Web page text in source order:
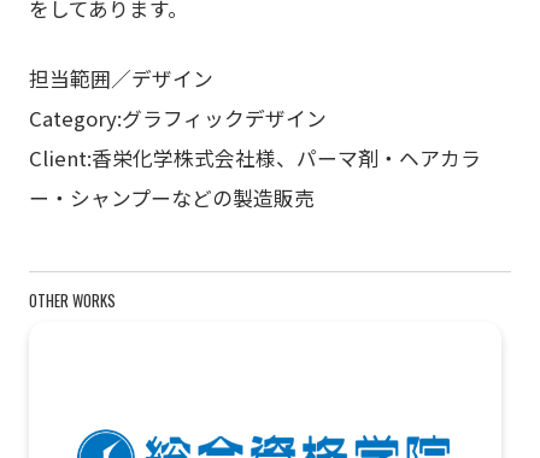
をしてあります。
担当範囲／デザイン
Category:グラフィックデザイン
Client:香栄化学株式会社様、パーマ剤・ヘアカラ
ー・シャンプーなどの製造販売
OTHER WORKS